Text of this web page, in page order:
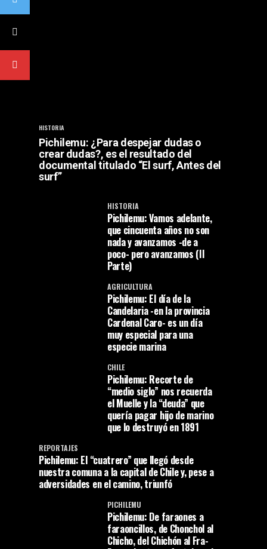
HISTORIA
Pichilemu: ¿Para despejar dudas o
crear dudas?, es el resultado del
documental titulado “El surf, Antes del
surf”
HISTORIA
Pichilemu: Vamos adelante,
que cincuenta años no son
nada y avanzamos -de a
poco- pero avanzamos (II
Parte)
AGRICULTURA
Pichilemu: El día de la
Candelaria -en la provincia
Cardenal Caro- es un día
muy especial para una
especie marina
CHILE
Pichilemu: Recorte de
“medio siglo” nos recuerda
el Muelle y la “deuda” que
quería pagar hijo de marino
que lo destruyó en 1891
REPORTAJES
Pichilemu: El “cuatrero” que llegó desde
nuestra comuna a la capital de Chile y, pese a
adversidades en el camino, triunfó
PICHILEMU
Pichilemu: De faraones a
faraoncillos, de Chonchol al
Chicho, del Chichón al Fra-